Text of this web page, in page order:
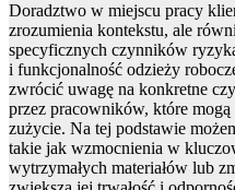
Doradztwo w miejscu pracy
zrozumienia kontekstu, ale
specyficznych czynników
i funkcjonalność odzieży
zwrócić uwagę na konkretne
przez pracowników, które
zużycie. Na tej podstawie
takie jak wzmocnienia w
wytrzymałych materiałów lub